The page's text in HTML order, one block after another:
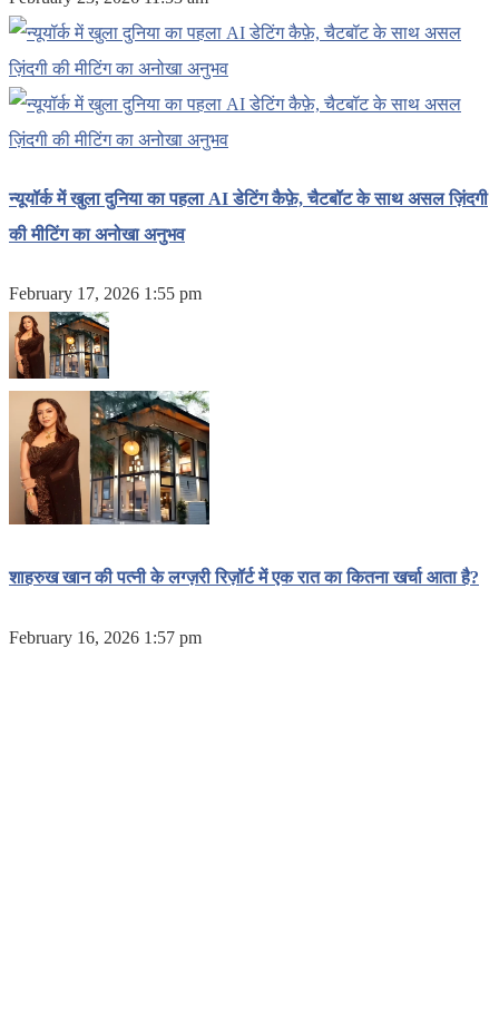
न्यूयॉर्क में खुला दुनिया का पहला AI डेटिंग कैफ़े, चैटबॉट के साथ असल ज़िंदगी
की मीटिंग का अनोखा अनुभव
February 17, 2026 1:55 pm
शाहरुख खान की पत्नी के लग्ज़री रिज़ॉर्ट में एक रात का कितना खर्चा आता है?
February 16, 2026 1:57 pm